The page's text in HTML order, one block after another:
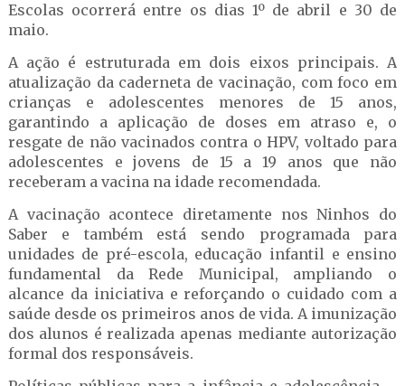
Escolas ocorrerá entre os dias 1º de abril e 30 de
maio.
A ação é estruturada em dois eixos principais. A
atualização da caderneta de vacinação, com foco em
crianças e adolescentes menores de 15 anos,
garantindo a aplicação de doses em atraso e, o
resgate de não vacinados contra o HPV, voltado para
adolescentes e jovens de 15 a 19 anos que não
receberam a vacina na idade recomendada.
A vacinação acontece diretamente nos Ninhos do
Saber e também está sendo programada para
unidades de pré-escola, educação infantil e ensino
fundamental da Rede Municipal, ampliando o
alcance da iniciativa e reforçando o cuidado com a
saúde desde os primeiros anos de vida. A imunização
dos alunos é realizada apenas mediante autorização
formal dos responsáveis.